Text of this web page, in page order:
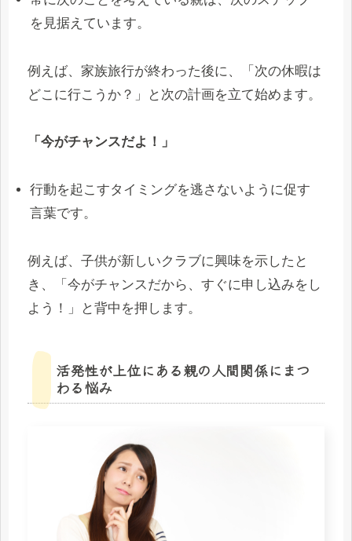
を見据えています。
例えば、家族旅行が終わった後に、「次の休暇は
どこに行こうか？」と次の計画を立て始めます。
「今がチャンスだよ！」
行動を起こすタイミングを逃さないように促す
言葉です。
例えば、子供が新しいクラブに興味を示したと
き、「今がチャンスだから、すぐに申し込みをし
よう！」と背中を押します。
活発性が上位にある親の人間関係にまつ
わる悩み